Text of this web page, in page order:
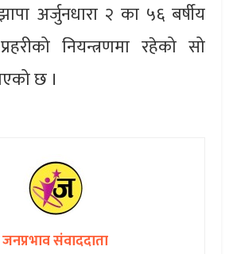
अर्जुनधारा २ का ५६ बर्षीय
नियन्त्रणमा रहेको सो
छ ।
जनप्रभाव संवाददाता